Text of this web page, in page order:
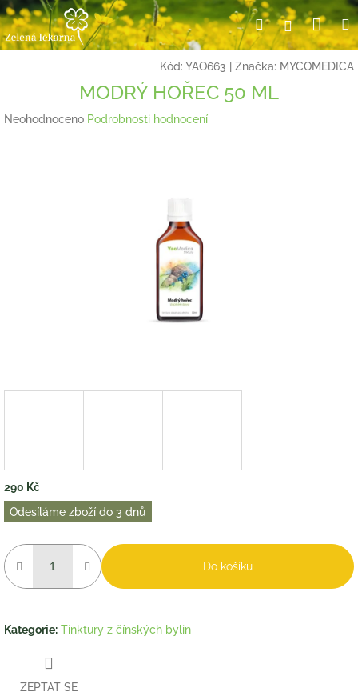
Přejít
na
obsah
HledatPřihlášení
Kód: YAO663 Značka: MYCOMEDICA
MODRÝ HOŘEC 50 ML
Průměrné
Neohodnoceno Podrobnosti hodnocení
290 Kč
Měrná
cena:
Odesíláme zboží do 3 dnů
Do košíku
Kategorie: Tinktury z čínských bylin
ZEPTAT SE